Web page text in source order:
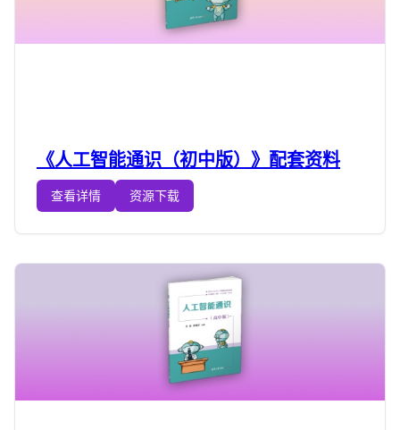
《人工智能通识（初中版）》配套资料
查看详情 资源下载